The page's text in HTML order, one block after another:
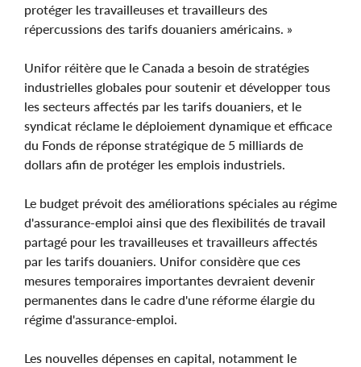
protéger les travailleuses et travailleurs des
répercussions des tarifs douaniers américains. »
Unifor réitère que le Canada a besoin de stratégies
industrielles globales pour soutenir et développer tous
les secteurs affectés par les tarifs douaniers, et le
syndicat réclame le déploiement dynamique et efficace
du Fonds de réponse stratégique de 5 milliards de
dollars afin de protéger les emplois industriels.
Le budget prévoit des améliorations spéciales au régime
d'assurance-emploi ainsi que des flexibilités de travail
partagé pour les travailleuses et travailleurs affectés
par les tarifs douaniers. Unifor considère que ces
mesures temporaires importantes devraient devenir
permanentes dans le cadre d'une réforme élargie du
régime d'assurance-emploi.
Les nouvelles dépenses en capital, notamment le